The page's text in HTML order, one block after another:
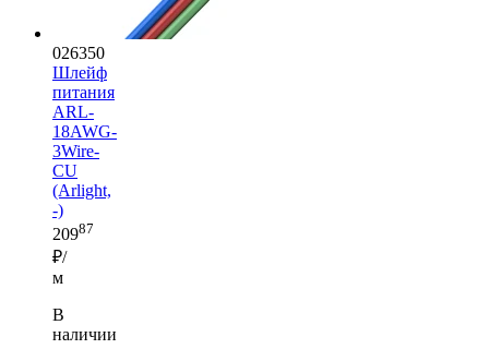
026350
Шлейф
питания
ARL-
18AWG-
3Wire-
CU
(Arlight,
-)
20987
₽/
м
В
наличии